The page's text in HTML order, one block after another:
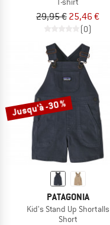
29,95 € 25,46 €
(0)
Jusqu'à -30 %
PATAGONIA
Kid's Stand Up Shortalls
Short